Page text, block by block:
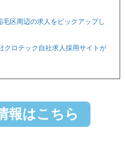
毛区周辺の求人をピックアップし
クロテック自社求人採用サイトが
報はこちら